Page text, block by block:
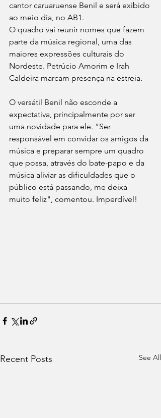
cantor caruaruense Benil e será exibido
ao meio dia, no AB1.
O quadro vai reunir nomes que fazem
parte da música regional, uma das
maiores expressões culturais do
Nordeste. Petrúcio Amorim e Irah
Caldeira marcam presença na estreia.
O versátil Benil não esconde a
expectativa, principalmente por ser
uma novidade para ele. "Ser
responsável em convidar os amigos da
música e preparar sempre um quadro
que possa, através do bate-papo e da
música aliviar as dificuldades que o
público está passando, me deixa
muito feliz", comentou. Imperdível!
Recent Posts See All